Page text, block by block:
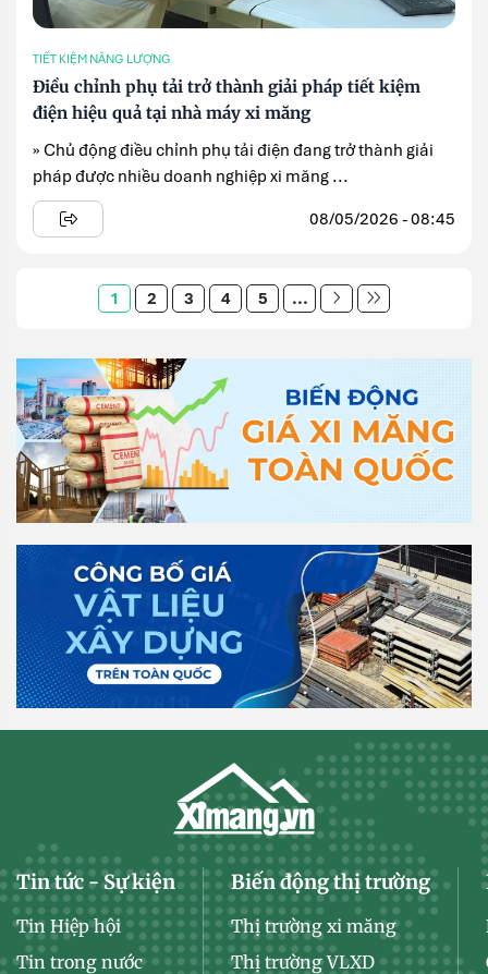
TIẾT KIỆM NĂNG LƯỢNG
Điều chỉnh phụ tải trở thành giải pháp tiết kiệm
điện hiệu quả tại nhà máy xi măng
» Chủ động điều chỉnh phụ tải điện đang trở thành giải
pháp được nhiều doanh nghiệp xi măng ...
08/05/2026 - 08:45
1 2 3 4 5 ...
Tin tức - Sự kiện
Tin Hiệp hội
Tin trong nước
Biến động thị trường
Thị trường xi măng
Thị trường VLXD